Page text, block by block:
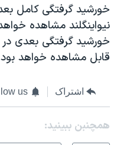
نیواینگلند مشاهده
قابل مشاهده خواهد
اشتراک us
همچنبن ببینید: